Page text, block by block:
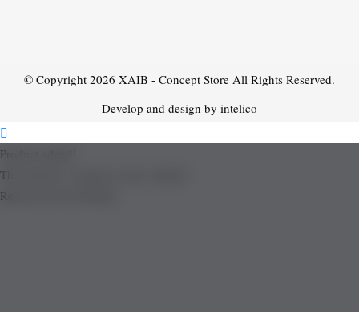
© Copyright 2026 XAIB - Concept Store All Rights Reserved.
Develop and design by intelico
Product added!
The product is already in the wishlist!
Removed from Wishlist